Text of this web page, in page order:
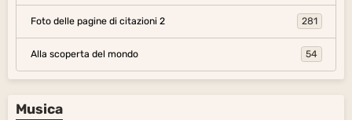
Foto delle pagine di citazioni 2 281
Alla scoperta del mondo 54
Musica